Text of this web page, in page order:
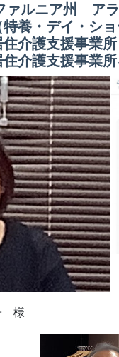
ルニア州 ア
デイ・ショ
事業所 ケ
支援事業所を
様